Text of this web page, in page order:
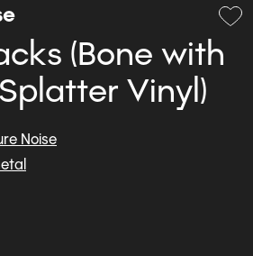
(Bone with
Vinyl)
Noise